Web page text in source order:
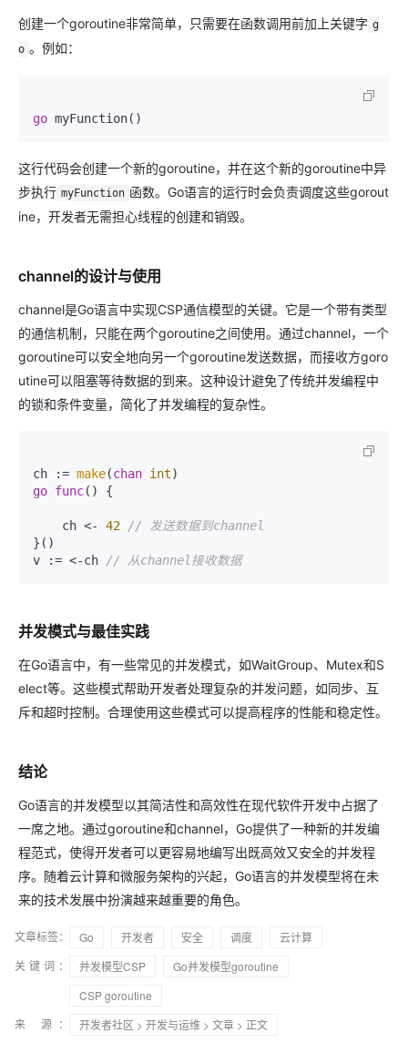
创建一个goroutine非常简单，只需要在函数调用前加上关键字 g
o 。例如：
go
这行代码会创建一个新的goroutine，并在这个新的goroutine中异
步执行 myFunction 函数。Go语言的运行时会负责调度这些gorout
ine，开发者无需担心线程的创建和销毁。
channel的设计与使用
channel是Go语言中实现CSP通信模型的关键。它是一个带有类型
的通信机制，只能在两个goroutine之间使用。通过channel，一个
goroutine可以安全地向另一个goroutine发送数据，而接收方goro
utine可以阻塞等待数据的到来。这种设计避免了传统并发编程中
的锁和条件变量，简化了并发编程的复杂性。
ch := make(chan int
go func() {
    ch <-
42
// 发送数据到channel
}()
v := <-ch
// 从channel接收数据
并发模式与最佳实践
在Go语言中，有一些常见的并发模式，如WaitGroup、Mutex和S
elect等。这些模式帮助开发者处理复杂的并发问题，如同步、互
斥和超时控制。合理使用这些模式可以提高程序的性能和稳定性。
结论
Go语言的并发模型以其简洁性和高效性在现代软件开发中占据了
一席之地。通过goroutine和channel，Go提供了一种新的并发编
程范式，使得开发者可以更容易地编写出既高效又安全的并发程
序。随着云计算和微服务架构的兴起，Go语言的并发模型将在未
来的技术发展中扮演越来越重要的角色。
文章标签： Go 开发者 安全 调度
云计算
关键词：
并发模型CSP
Go并发模型goroutine
CSP goroutine
来 源：
开发者社区 > 开发与运维 > 文章 > 正文